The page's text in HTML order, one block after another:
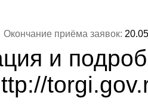
Окончание приёма заявок:
и